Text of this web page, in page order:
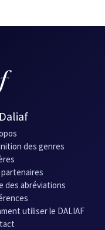
des genres
partenaires
des abréviations
utiliser le DALIAF